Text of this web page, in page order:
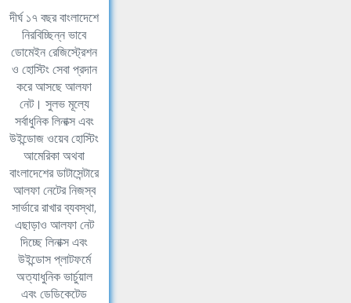
দীর্ঘ ১৭ বছর বাংলাদেশে
নিরবিচ্ছিন্ন ভাবে
ডোমেইন রেজিস্ট্রেশন
ও হোস্টিং সেবা প্রদান
করে আসছে আলফা
নেট। সুলভ মূল্যে
সর্বাধুনিক লিনাক্স এবং
উইন্ডোজ ওয়েব হোস্টিং
আমেরিকা অথবা
বাংলাদেশের ডাটাসেন্টারে
আলফা নেটের নিজস্ব
সার্ভারে রাখার ব্যবস্থা,
এছাড়াও আলফা নেট
দিচ্ছে লিনাক্স এবং
উইন্ডোস প্লাটফর্মে
অত্যাধুনিক ভার্চুয়াল
এবং ডেডিকেটেড